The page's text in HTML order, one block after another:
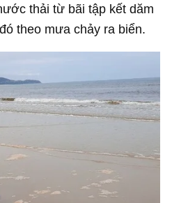
thải từ bãi tập kết dăm
theo mưa chảy ra biển.